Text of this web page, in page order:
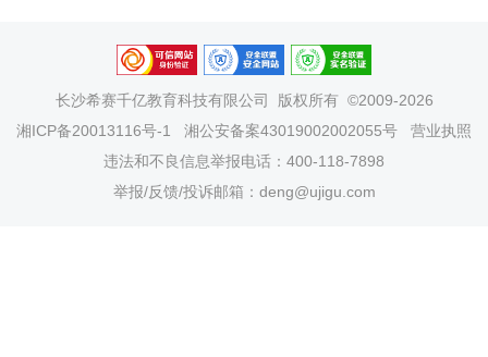
长沙希赛千亿教育科技有限公司
版权所有 ©2009-2026
湘ICP备20013116号-1
湘公安备案43019002002055号
营业执照
违法和不良信息举报电话：400-118-7898
举报/反馈/投诉邮箱：deng@ujigu.com